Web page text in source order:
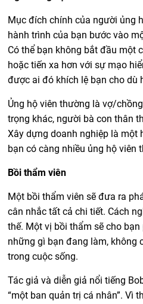
Mục đích chính của người ủng
hành trình của bạn bước vào
Có thể bạn không bắt đầu một
hoặc tiến xa hơn với sự mạo
được ai đó khích lệ bạn cho dù
Ủng hộ viên thường là vợ/
trọng khác, người bà con thân
Xây dựng doanh nghiệp là một
bạn có càng nhiều ủng hộ viên
Bồi thẩm viên
Một bồi thẩm viên sẽ đưa ra
cân nhắc tất cả chi tiết. Cách
thế. Một vị bồi thẩm sẽ cho
những gì bạn đang làm, không
trong cuộc sống.
Tác giả và diễn giả nổi tiếng
“một ban quản trị cá nhân”. Vì